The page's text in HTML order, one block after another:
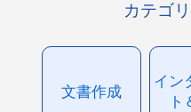
カテゴ
文書作成
イン
ト